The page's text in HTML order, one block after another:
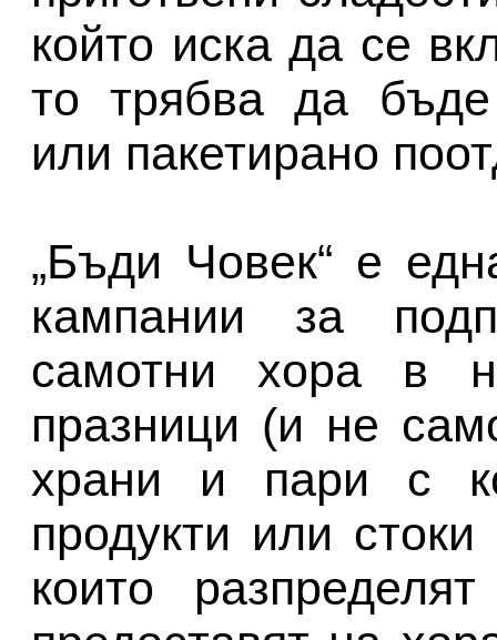
който иска да се
то трябва да бъде
или пакетирано
„Бъди Човек“ е
кампании за
самотни хора в
празници (и не
храни и пари с
продукти или
които